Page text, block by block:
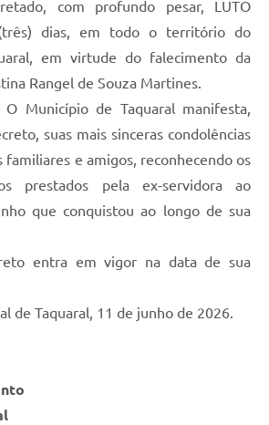
com profundo pesar, LUTO
dias, em todo o território do
em virtude do falecimento da
Rangel de Souza Martines.
O Município de Taquaral manifesta,
suas mais sinceras condolências
familiares e amigos, reconhecendo os
prestados pela ex-servidora ao
que conquistou ao longo de sua
entra em vigor na data de sua
de Taquaral, 11 de junho de 2026.